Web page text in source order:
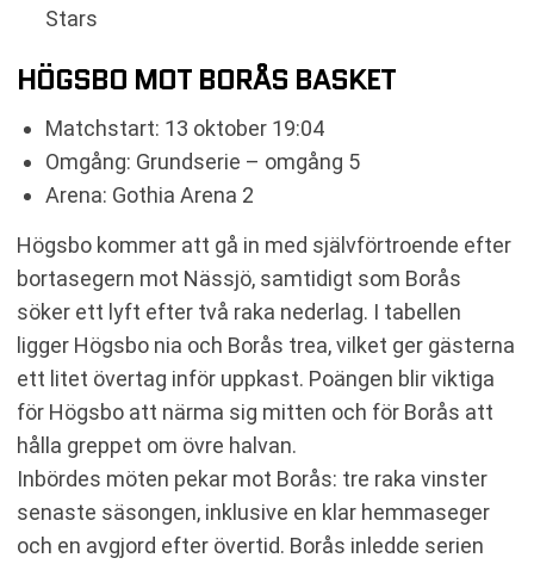
Stars
HÖGSBO MOT BORÅS BASKET
Matchstart: 13 oktober 19:04
Omgång: Grundserie – omgång 5
Arena: Gothia Arena 2
Högsbo kommer att gå in med självförtroende efter
bortasegern mot Nässjö, samtidigt som Borås
söker ett lyft efter två raka nederlag. I tabellen
ligger Högsbo nia och Borås trea, vilket ger gästerna
ett litet övertag inför uppkast. Poängen blir viktiga
för Högsbo att närma sig mitten och för Borås att
hålla greppet om övre halvan.
Inbördes möten pekar mot Borås: tre raka vinster
senaste säsongen, inklusive en klar hemmaseger
och en avgjord efter övertid. Borås inledde serien